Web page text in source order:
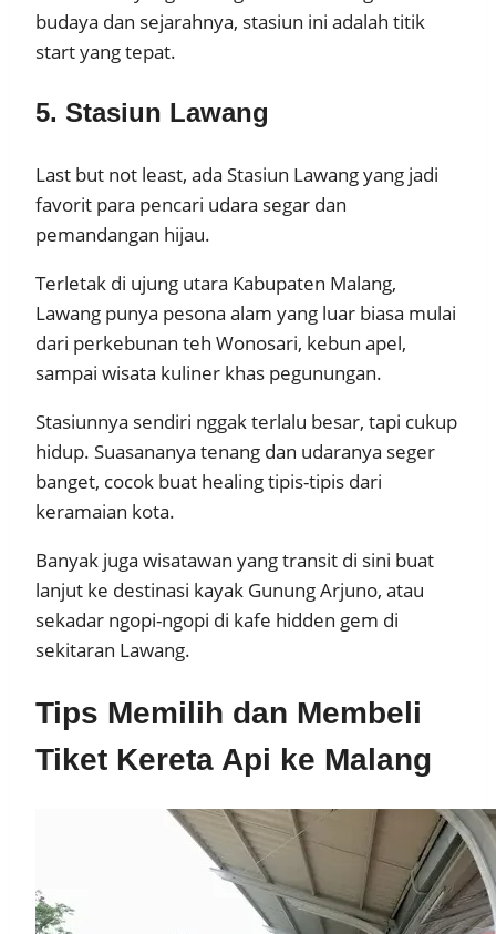
budaya dan sejarahnya, stasiun ini adalah titik
start yang tepat.
5. Stasiun Lawang
Last but not least, ada Stasiun Lawang yang jadi
favorit para pencari udara segar dan
pemandangan hijau.
Terletak di ujung utara Kabupaten Malang,
Lawang punya pesona alam yang luar biasa mulai
dari perkebunan teh Wonosari, kebun apel,
sampai wisata kuliner khas pegunungan.
Stasiunnya sendiri nggak terlalu besar, tapi cukup
hidup. Suasananya tenang dan udaranya seger
banget, cocok buat healing tipis-tipis dari
keramaian kota.
Banyak juga wisatawan yang transit di sini buat
lanjut ke destinasi kayak Gunung Arjuno, atau
sekadar ngopi-ngopi di kafe hidden gem di
sekitaran Lawang.
Tips Memilih dan Membeli
Tiket Kereta Api ke Malang